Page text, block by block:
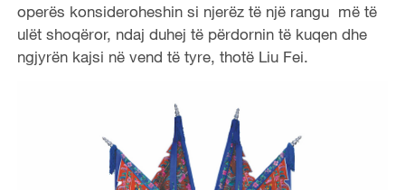
operës konsideroheshin si njerëz të një rangu më të
ulët shoqëror, ndaj duhej të përdornin të kuqen dhe
ngjyrën kajsi në vend të tyre, thotë Liu Fei.